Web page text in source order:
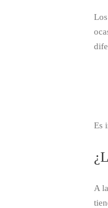
Es
A